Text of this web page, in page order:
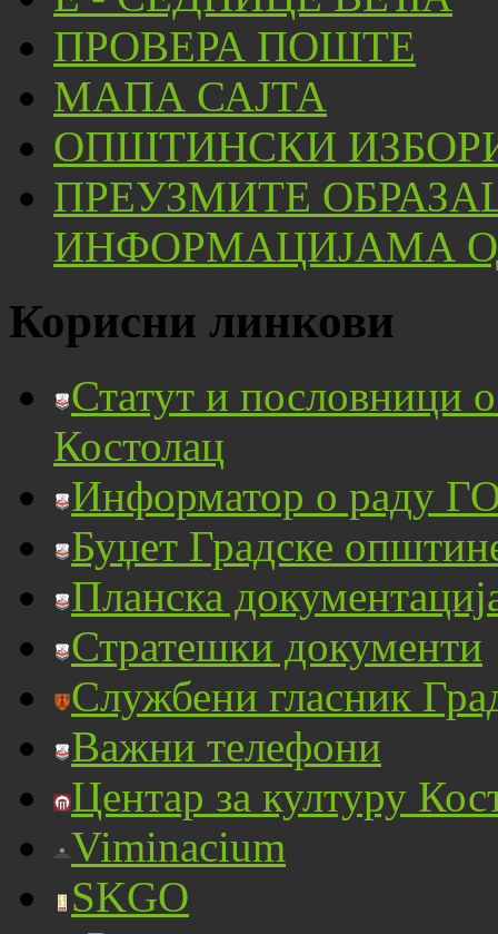
ПРОВЕРА ПОШТЕ
МАПА САЈТА
ОПШТИНСКИ
ПРЕУЗМИТЕ
ИНФОРМАЦИЈАМА
Корисни линкови
Статут и пословници
Костолац
Информатор о раду
Буџет Градске
Планска
Стратешки документи
Службени гласник
Важни телефони
Центар за културу
Viminacium
SKGO